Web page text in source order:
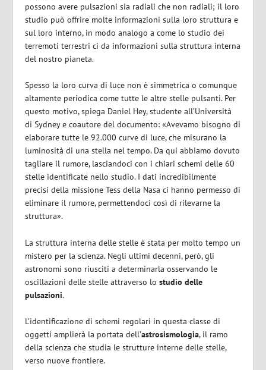
possono avere pulsazioni sia radiali che non radiali; il loro
studio può offrire molte informazioni sulla loro struttura e
sul loro interno, in modo analogo a come lo studio dei
terremoti terrestri ci da informazioni sulla struttura interna
del nostro pianeta.
Spesso la loro curva di luce non è simmetrica o comunque
altamente periodica come tutte le altre stelle pulsanti. Per
questo motivo, spiega Daniel Hey, studente all’Università
di Sydney e coautore del documento: «Avevamo bisogno di
elaborare tutte le 92.000 curve di luce, che misurano la
luminosità di una stella nel tempo. Da qui abbiamo dovuto
tagliare il rumore, lasciandoci con i chiari schemi delle 60
stelle identificate nello studio. I dati incredibilmente
precisi della missione Tess della Nasa ci hanno permesso di
eliminare il rumore, permettendoci così di rilevarne la
struttura».
La struttura interna delle stelle è stata per molto tempo un
mistero per la scienza. Negli ultimi decenni, però, gli
astronomi sono riusciti a determinarla osservando le
oscillazioni delle stelle attraverso lo studio delle
pulsazioni.
L’identificazione di schemi regolari in questa classe di
oggetti amplierà la portata dell’astrosismologia, il ramo
della scienza che studia le strutture interne delle stelle,
verso nuove frontiere.